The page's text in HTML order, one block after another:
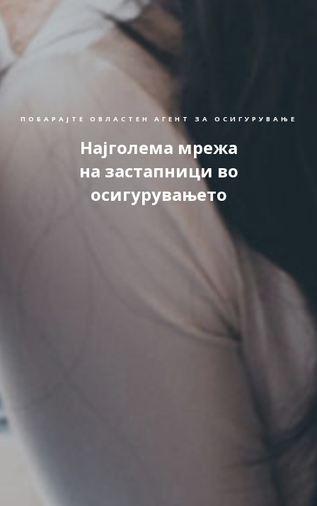
ПОБАРАЈТЕ ОВЛАСТЕН АГЕНТ ЗА ОСИГУРУВАЊЕ
Најголема мрежа
на застапници во
осигурувањето